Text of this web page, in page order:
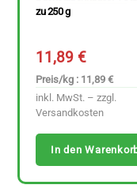
zu 250 g
11,89€
Preis/kg : 11,89 €
inkl. MwSt. – zzgl.
Versandkosten
In den